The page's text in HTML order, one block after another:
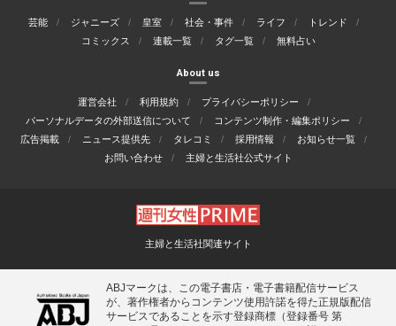
芸能 ジャニーズ 皇室 社会・事件 ライフ
トレンド
コミックス
連載一覧 タグ一覧 無料占い
About us
運営会社 利用規約
プライバシーポリシー
パーソナルデータの外部送信について
コンテンツ制作・編集ポリシー
広告掲載
ニュース提供先 タレコミ 採用情報
お知らせ一覧
お問い合わせ
主婦と生活社公式サイト
主婦と生活社関連サイト
ABJマークは、この電子書店・電子書籍配信サービス
が、著作権者からコンテンツ使用許諾を得た正規版配信
サービスであることを示す登録商標（登録番号 第